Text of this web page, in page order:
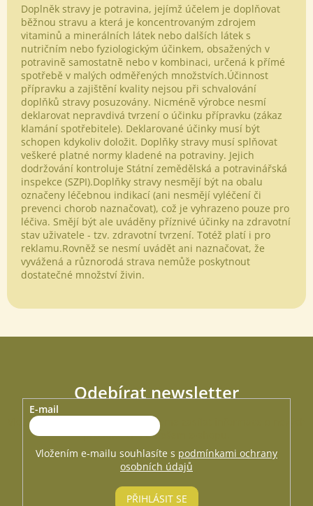
Doplněk stravy je potravina, jejímž účelem je doplňovat
běžnou stravu a která je koncentrovaným zdrojem
vitaminů a minerálních látek nebo dalších látek s
nutričním nebo fyziologickým účinkem, obsažených v
potravině samostatně nebo v kombinaci, určená k přímé
spotřebě v malých odměřených množstvích.Účinnost
přípravku a zajištění kvality nejsou při schvalování
doplňků stravy posuzovány. Nicméně výrobce nesmí
deklarovat nepravdivá tvrzení o účinku přípravku (zákaz
klamání spotřebitele). Deklarované účinky musí být
schopen kdykoliv doložit. Doplňky stravy musí splňovat
veškeré platné normy kladené na potraviny. Jejich
dodržování kontroluje Státní zemědělská a potravinářská
inspekce (SZPI).Doplňky stravy nesmějí být na obalu
označeny léčebnou indikací (ani nesmějí vyléčení či
prevenci chorob naznačovat), což je vyhrazeno pouze pro
léčiva. Smějí být ale uváděny příznivé účinky na zdravotní
stav uživatele - tzv. zdravotní tvrzení. Totéž platí i pro
reklamu.Rovněž se nesmí uvádět ani naznačovat, že
vyvážená a různorodá strava nemůže poskytnout
dostatečné množství živin.
Odebírat newsletter
Vložte svůj e-mail a my vám budeme zasílat informace o nových
produktech na našem e-shopu.
E-mail
Vložením e-mailu souhlasíte s podmínkami ochrany
osobních údajů
PŘIHLÁSIT SE
Odeslat
Powered by chaterimo